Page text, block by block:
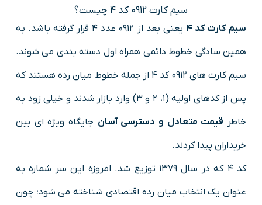
سیم کارت 0912 کد ۴ چیست؟
سیم کارت کد ۴
یعنی بعد از 0912 عدد ۴ قرار گرفته باشد. به
همین سادگی خطوط دائمی همراه اول دسته بندی می شوند.
سیم کارت های 0912 کد ۴ از جمله خطوط میان رده هستند که
پس از کدهای اولیه (۱، ۲ و ۳) وارد بازار شدند و خیلی زود به
خاطر قیمت متعادل و دسترسی آسان جایگاه ویژه ای بین
خریداران پیدا کردند.
کد ۴ که در سال ۱۳۷۹ توزیع شد. امروزه این سر شماره به
عنوان یک انتخاب میان رده اقتصادی شناخته می شود؛ چون